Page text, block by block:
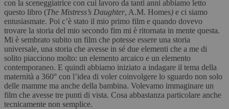
con la sceneggiatrice con cui lavoro da tanti anni abbiamo letto
questo libro (The Mistress’s Daughter, A.M. Homes) e ci siamo
entusiasmate. Poi c’è stato il mio primo film e quando dovevo
trovare la storia del mio secondo fim mi è ritornata in mente questa.
Mi è sembrato subito un film che potesse essere una storia
universale, una storia che avesse in sé due elementi che a me di
solito piacciono molto: un elemento arcaico e un elemento
contemporaneo. E quindi abbiamo iniziato a indagare il tema della
maternità a 360° con l’idea di voler coinvolgere lo sguardo non solo
delle mamme ma anche della bambina. Volevamo immaginare un
film che avesse tre punti di vista. Cosa abbastanza particolare anche
tecnicamente non semplice.